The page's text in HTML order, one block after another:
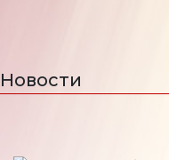
Новости